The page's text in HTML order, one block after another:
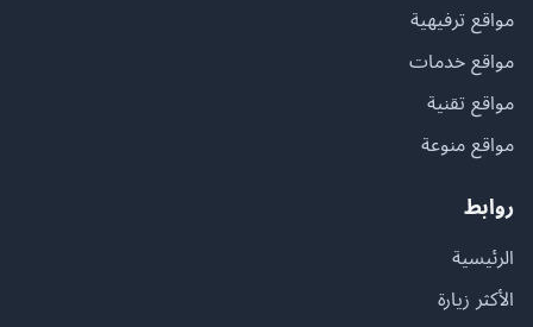
مواقع ترفيهية
مواقع خدمات
مواقع تقنية
مواقع منوعة
روابط
الرئيسية
الأكثر زيارة